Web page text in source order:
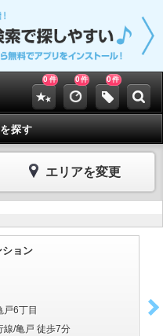
0 件 0件 0件
探す
エリアを変更
ション
戸6丁目
線/亀戸 徒歩7分